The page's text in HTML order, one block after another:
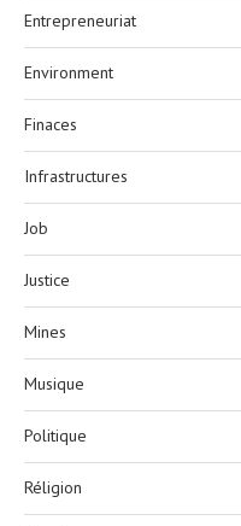
Entrepreneuriat
Environment
Finaces
Infrastructures
Job
Justice
Mines
Musique
Politique
Réligion